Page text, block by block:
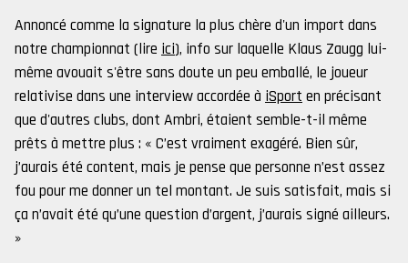
Annoncé comme la signature la plus chère d'un import dans
notre championnat (lire ici), info sur laquelle Klaus Zaugg lui-
même avouait s'être sans doute un peu emballé, le joueur
relativise dans une interview accordée à iSport en précisant
que d'autres clubs, dont Ambri, étaient semble-t-il même
prêts à mettre plus : « C’est vraiment exagéré. Bien sûr,
j’aurais été content, mais je pense que personne n’est assez
fou pour me donner un tel montant. Je suis satisfait, mais si
ça n’avait été qu’une question d’argent, j’aurais signé ailleurs.
»